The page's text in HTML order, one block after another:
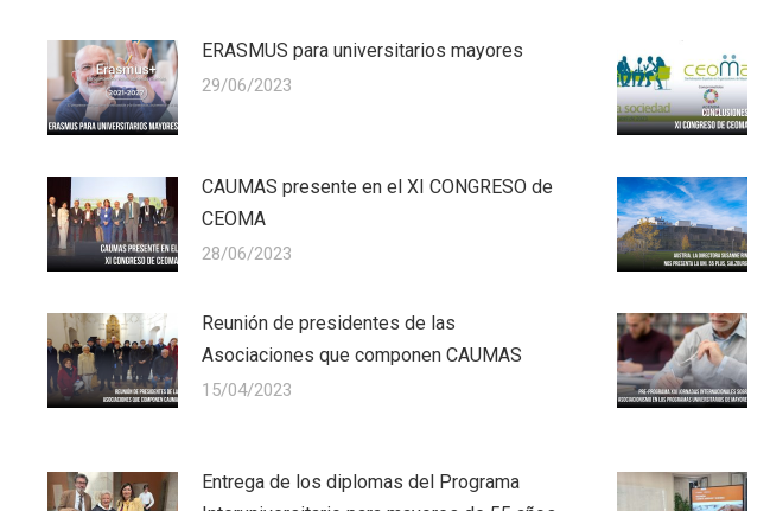
ERASMUS para universitarios mayores
29/06/2023
CAUMAS presente en el XI CONGRESO de
CEOMA
28/06/2023
Reunión de presidentes de las
Asociaciones que componen CAUMAS
15/04/2023
Entrega de los diplomas del Programa